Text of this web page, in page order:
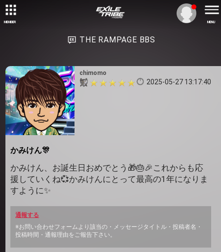
MEMBER MENU
THE RAMPAGE BBS
chimomo
2025-05-27 13:17:40
かみけん🎊
かみけん、お誕生日おめでとう🎁🎂🎉これからも応
援していくね💞かみけんにとって最高の1年になりま
すように✨
通報する
※お問い合わせフォームより該当の・メッセージタイトル・投稿者名・
投稿時間・通報理由をご報告下さい。